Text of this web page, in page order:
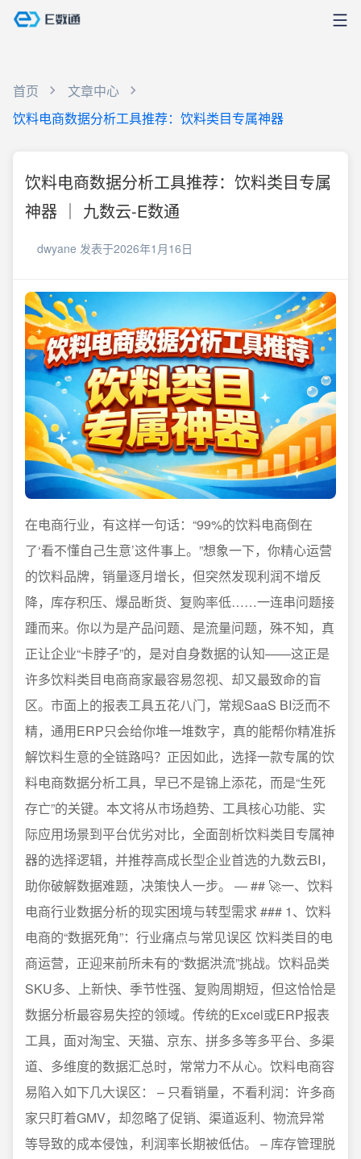
首页
文章中心
饮料电商数据分析工具推荐：饮料类目专属神器
饮料电商数据分析工具推荐：饮料类目专属
神器 ｜ 九数云-E数通
dwyane 发表于2026年1月16日
在电商行业，有这样一句话：“99%的饮料电商倒在
了‘看不懂自己生意’这件事上。”想象一下，你精心运营
的饮料品牌，销量逐月增长，但突然发现利润不增反
降，库存积压、爆品断货、复购率低……一连串问题接
踵而来。你以为是产品问题、是流量问题，殊不知，真
正让企业“卡脖子”的，是对自身数据的认知——这正是
许多饮料类目电商商家最容易忽视、却又最致命的盲
区。市面上的报表工具五花八门，常规SaaS BI泛而不
精，通用ERP只会给你堆一堆数字，真的能帮你精准拆
解饮料生意的全链路吗？正因如此，选择一款专属的饮
料电商数据分析工具，早已不是锦上添花，而是“生死
存亡”的关键。本文将从市场趋势、工具核心功能、实
际应用场景到平台优劣对比，全面剖析饮料类目专属神
器的选择逻辑，并推荐高成长型企业首选的九数云BI，
助你破解数据难题，决策快人一步。 — ## 🚀一、饮料
电商行业数据分析的现实困境与转型需求 ### 1、饮料
电商的“数据死角”：行业痛点与常见误区 饮料类目的电
商运营，正迎来前所未有的“数据洪流”挑战。饮料品类
SKU多、上新快、季节性强、复购周期短，但这恰恰是
数据分析最容易失控的领域。传统的Excel或ERP报表
工具，面对淘宝、天猫、京东、拼多多等多平台、多渠
道、多维度的数据汇总时，常常力不从心。饮料电商容
易陷入如下几大误区： – 只看销量，不看利润：许多商
家只盯着GMV，却忽略了促销、渠道返利、物流异常
等导致的成本侵蚀，利润率长期被低估。 – 库存管理脱